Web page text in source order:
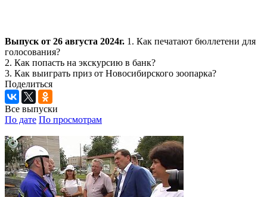
Выпуск от 26 августа 2024г. 1. Как печатают бюллетени для
голосования?
2. Как попасть на экскурсию в банк?
3. Как выиграть приз от Новосибирского зоопарка?
Поделиться
Все выпуски
По дате По просмотрам